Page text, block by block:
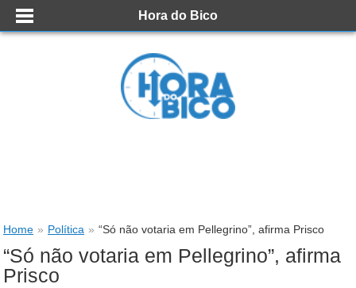
Hora do Bico
Home » Política » “Só não votaria em Pellegrino”, afirma Prisco
“Só não votaria em Pellegrino”, afirma
Prisco